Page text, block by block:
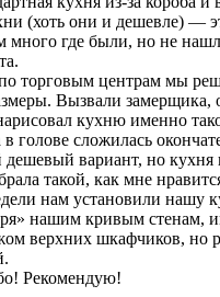
(хоть они и дешевле) —
много где были, но не
торговым центрам мы
Вызвали замерщика,
кухню именно
в голове сложилась
дешевый вариант, но кухня
такой, как мне
нам установили нашу
нашим кривым стенам,
верхних шкафчиков, но
Рекомендую!